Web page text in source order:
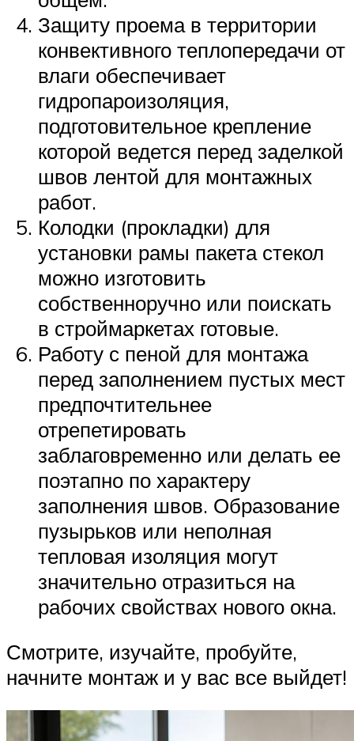
Защиту проема в территории
конвективного теплопередачи от
влаги обеспечивает
гидропароизоляция,
подготовительное крепление
которой ведется перед заделкой
швов лентой для монтажных
работ.
Колодки (прокладки) для
установки рамы пакета стекол
можно изготовить
собственноручно или поискать
в строймаркетах готовые.
Работу с пеной для монтажа
перед заполнением пустых мест
предпочтительнее
отрепетировать
заблаговременно или делать ее
поэтапно по характеру
заполнения швов. Образование
пузырьков или неполная
тепловая изоляция могут
значительно отразиться на
рабочих свойствах нового окна.
Смотрите, изучайте, пробуйте,
начните монтаж и у вас все выйдет!